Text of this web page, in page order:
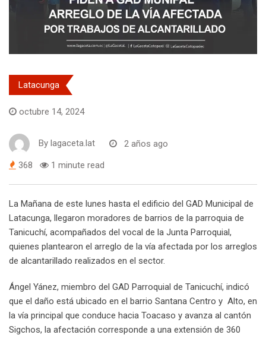
Latacunga
octubre 14, 2024
By lagaceta.lat 2 años ago
368 1 minute read
La Mañana de este lunes hasta el edificio del GAD Municipal de
Latacunga, llegaron moradores de barrios de la parroquia de
Tanicuchí, acompañados del vocal de la Junta Parroquial,
quienes plantearon el arreglo de la vía afectada por los arreglos
de alcantarillado realizados en el sector.
Ángel Yánez, miembro del GAD Parroquial de Tanicuchí, indicó
que el daño está ubicado en el barrio Santana Centro y Alto, en
la vía principal que conduce hacia Toacaso y avanza al cantón
Sigchos, la afectación corresponde a una extensión de 360